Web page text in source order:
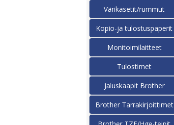
Värikasetit/rummut
Kopio-ja tulostuspaperit
Monitoimilaitteet
Tulostimet
Jaluskaapit Brother
Brother Tarrakirjoittimet